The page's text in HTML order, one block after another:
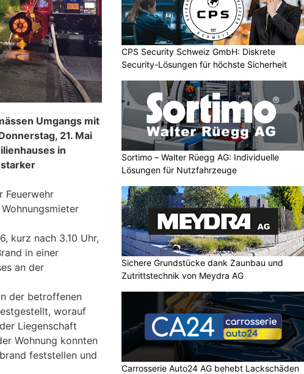
Umgangs mit
21. Mai
in
Feuerwehr
kurz nach 3.10 Uhr,
in einer
an der
der betroffenen
worauf
Liegenschaft
Wohnung konnten
feststellen und
CPS Security Schweiz GmbH: Diskrete
Security-Lösungen für höchste Sicherheit
Sortimo – Walter Rüegg AG: Individuelle
Lösungen für Nutzfahrzeuge
Sichere Grundstücke dank Zaunbau und
Zutrittstechnik von Meydra AG
Carrosserie Auto24 AG behebt Lackschäden